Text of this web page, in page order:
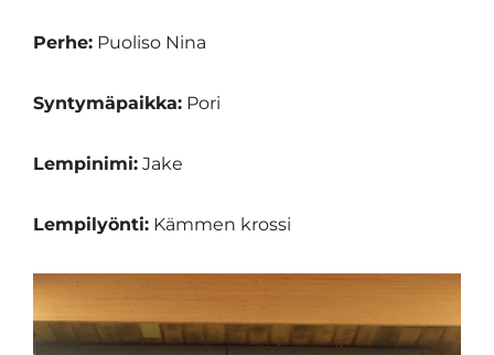
Perhe: Puoliso Nina
Syntymäpaikka: Pori
Lempinimi: Jake
Lempilyönti: Kämmen krossi